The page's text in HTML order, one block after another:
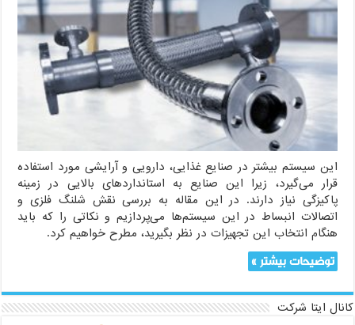
شلنگ
فلزی
و
اتصالات
انبساط
در
سیستم‌های
شستشو
در
محل
(CIP)
این سیستم بیشتر در صنایع غذایی، دارویی و آرایشی مورد استفاده
قرار می‌گیرد، زیرا این صنایع به استانداردهای بالایی در زمینه
پاکیزگی نیاز دارند. در این مقاله به بررسی نقش شلنگ فلزی و
اتصالات انبساط در این سیستم‌ها می‌پردازیم و نکاتی را که باید
هنگام انتخاب این تجهیزات در نظر بگیرید، مطرح خواهیم کرد.
توضیحات بیشتر »
کانال ایتا شرکت